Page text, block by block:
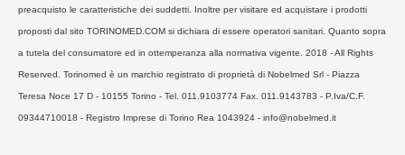
preacquisto le caratteristiche dei suddetti. Inoltre per visitare ed acquistare i prodotti
proposti dal sito TORINOMED.COM si dichiara di essere operatori sanitari. Quanto sopra
a tutela del consumatore ed in ottemperanza alla normativa vigente. 2018 - All Rights
Reserved. Torinomed è un marchio registrato di proprietà di Nobelmed Srl - Piazza
Teresa Noce 17 D - 10155 Torino - Tel. 011.9103774 Fax. 011.9143783 - P.Iva/C.F.
09344710018 - Registro Imprese di Torino Rea 1043924 - info@nobelmed.it